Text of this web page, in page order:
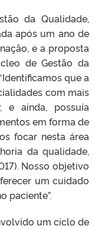
da Qualidade,
após um ano de
e a proposta
de Gestão da
que a
com mais
e ainda, possuía
em forma de
focar nesta área
da qualidade,
Nosso objetivo
um cuidado
paciente”.
um ciclo de